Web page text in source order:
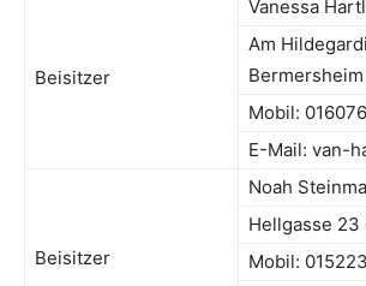
Beisitzer
Vanessa
Am
Bermersheim
Mobil:
E-Mail: van-
Beisitzer
Noah
Hellgasse
Mobil: